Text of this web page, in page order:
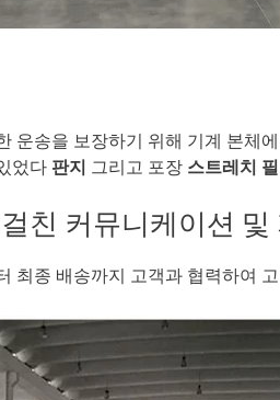
운송을 보장하기 위해 기계 본체
었다 판지 그리고 포장 스트레치
친 커뮤니케이션 및
최종 배송까지 고객과 협력하여